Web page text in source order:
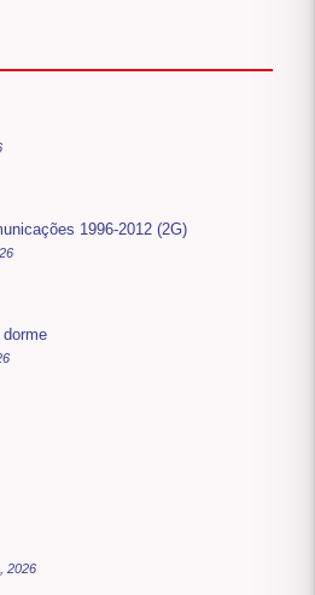
1996-2012 (2G)
2026